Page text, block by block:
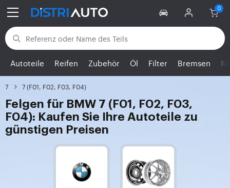
Zurück zu den Kategorien
Autoteile Reifen Zubehör Öl Filter Bremsen
7 7 (F01, F02, F03, F04)
Felgen für BMW 7 (F01, F02, F03,
F04): Kaufen Sie Ihre Autoteile zu
günstigen Preisen